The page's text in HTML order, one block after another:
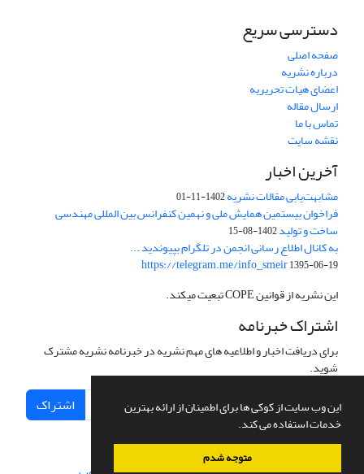
این وب سایت از کوکی ها برای اطمینان از ارائه بهترین
خدمات استفاده می کند.
متوجه شدم
دسترسی سریع
صفحه اصلی
درباره نشریه
اعضای هیات تحریریه
ارسال مقاله
تماس با ما
نقشه سایت
آخرین اخبار
مشابهت‌یابی مقالات نشریه1402-11-01
فراخوان بیستمین همایش ملی و نهمین کنفرانس بین المللی مهندسی
ساخت و تولید1402-08-15
به کانال اطلاع رسانی انجمن در تلگرام بپیوندید ...
https://telegram.me/info_smeir1395-06-19
این نشریه از قوانین COPE تبعیت میکند.
اشتراک خبرنامه
برای دریافت اخبار و اطلاعیه های مهم نشریه در خبرنامه نشریه مشترک
شوید.
اشتراک